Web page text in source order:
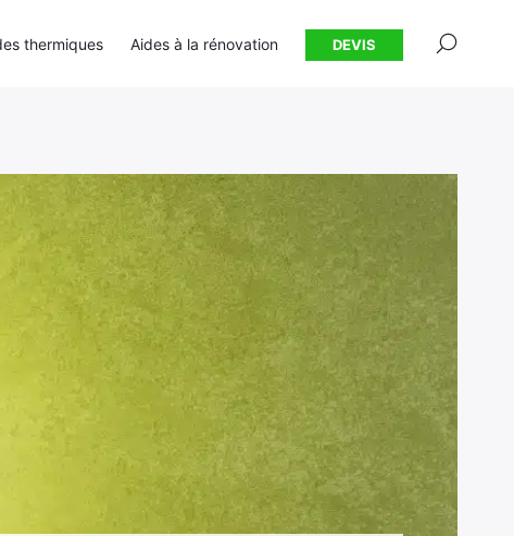
thermiques Aides à la rénovation DEVIS